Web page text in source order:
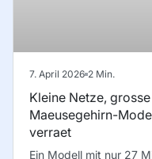
7. April 2026 2 Min.
Kleine Netze,
Maeusegehirn-
verraet
Ein Modell mit nur 27